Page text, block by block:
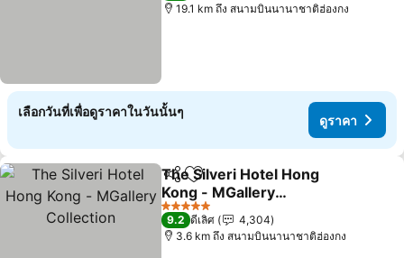
19.1 km ถึง สนามบินนานาชาติฮ่องกง
เลือกวันที่เพื่อดูราคาในวันนั้นๆ
ดูราคา
แชร์ เพิ่มในรายการโปรด
The Silveri Hotel Hong
Kong - MGallery
Collection
ดูราคา
5 ดาว
9.2 ดีเลิศ
4,304
3.6 km ถึง สนามบินนานาชาติฮ่องกง